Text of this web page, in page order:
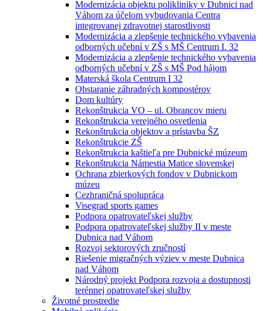
Modernizácia objektu polikliniky v Dubnici nad
Váhom za účelom vybudovania Centra
integrovanej zdravotnej starostlivosti
Modernizácia a zlepšenie technického vybavenia
odborných učební v ZŠ s MŠ Centrum I. 32
Modernizácia a zlepšenie technického vybavenia
odborných učební v ZŠ s MŠ Pod hájom
Materská škola Centrum I 32
Obstaranie záhradných kompostérov
Dom kultúry
Rekonštrukcia VO – ul. Obrancov mieru
Rekonštrukcia verejného osvetlenia
Rekonštrukcia objektov a prístavba ŠZ
Rekonštrukcie ZŠ
Rekonštrukcia kaštieľa pre Dubnické múzeum
Rekonštrukcia Námestia Matice slovenskej
Ochrana zbierkových fondov v Dubnickom
múzeu
Cezhraničná spolupráca
Visegrad sports games
Podpora opatrovateľskej služby
Podpora opatrovateľskej služby II v meste
Dubnica nad Váhom
Rozvoj sektorových zručností
Riešenie migračných výziev v meste Dubnica
nad Váhom
Národný projekt Podpora rozvoja a dostupnosti
terénnej opatrovateľskej služby
Životné prostredie